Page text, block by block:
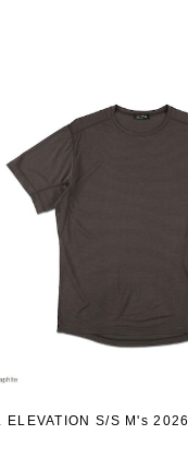
ELEVATION S/S M's 2026